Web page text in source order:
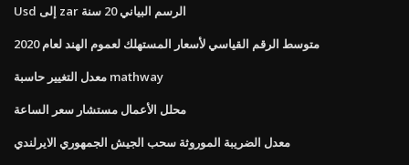
Usd إلى zar الرسم البياني 20 سنة
متوسط ​​الرقم القياسي لأسعار المستهلك لعموم الهند لعام 2020
معدل التغيير حاسبة mathway
محلل الأعمال مستشار سعر الساعة
معدل الضريبة الموروثة سحب الجيش الجمهوري الايرلندي